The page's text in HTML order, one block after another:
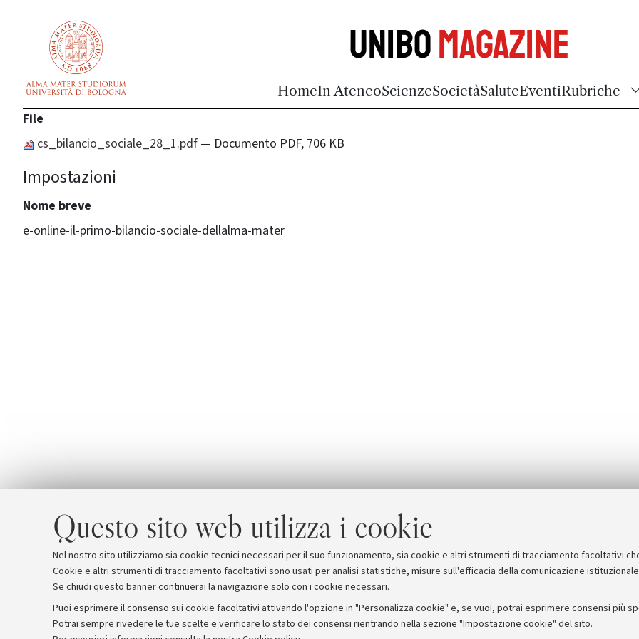
Questo sito web utilizza i cookie
Nel nostro sito utilizziamo sia cookie tecnici necessari per il suo funzionamento, sia cookie e altri strumenti di tracciamento facoltativi
Cookie e altri strumenti di tracciamento facoltativi sono usati per analisi statistiche, misure sull'efficacia della comunicazione
Se chiudi questo banner continuerai la navigazione solo con i cookie necessari.
Puoi esprimere il consenso sui cookie facoltativi attivando l'opzione in "Personalizza cookie" e, se vuoi, potrai esprimere consensi più
Potrai sempre rivedere le tue scelte e verificare lo stato dei consensi rientrando nella sezione "Impostazione cookie" del sito.
UniboMagazine
HomeIn AteneoScienzeSocietàSaluteEventiRubriche
File
cs_bilancio_sociale_28_1.pdf — Documento PDF, 706 KB
Impostazioni
Nome breve
e-online-il-primo-bilancio-sociale-dellalma-mater
Archivio Comunicati stampa Redazione Rassegna stampa